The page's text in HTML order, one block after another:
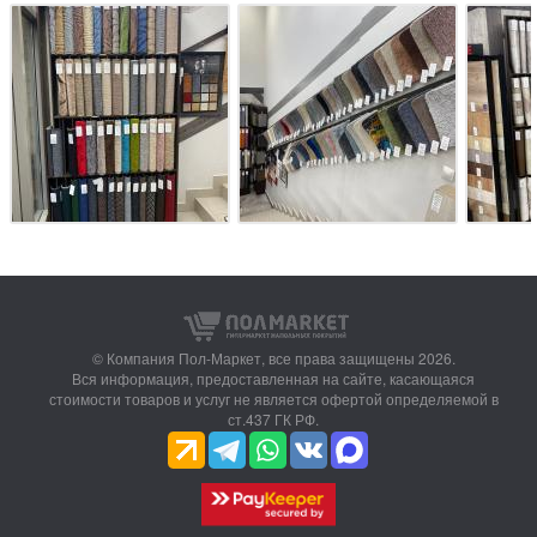
© Компания Пол-Маркет, все права защищены 2026.
Вся информация, предоставленная на сайте, касающаяся
стоимости товаров и услуг не является офертой определяемой в
ст.437 ГК РФ.